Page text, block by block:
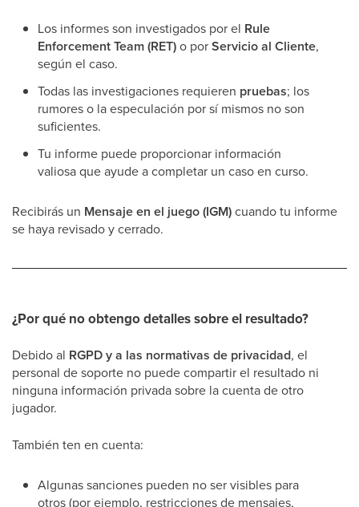
Los informes son investigados por el Rule
Enforcement Team (RET)o porServicio al Cliente,
según el caso.
Todas las investigaciones requieren pruebas; los
rumores o la especulación por sí mismos no son
suficientes.
Tu informe puede proporcionar información
valiosa que ayude a completar un caso en curso.
Recibirás un Mensaje en el juego (IGM)cuando tu informe
se haya revisado y cerrado.
¿Por qué no obtengo detalles sobre el resultado?
Debido al RGPD y a las normativas de privacidad, el
personal de soporte no puede compartir el resultado ni
ninguna información privada sobre la cuenta de otro
jugador.
También ten en cuenta:
Algunas sanciones pueden no ser visibles para
otros (por ejemplo, restricciones de mensajes,